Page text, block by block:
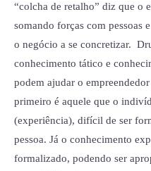
“colcha de retalho” diz que o
somando forças com pessoas
o negócio a se concretizar.
conhecimento tático e
podem ajudar o
primeiro é aquele que o
(experiência), difícil de ser
pessoa. Já o conhecimento
formalizado, podendo ser